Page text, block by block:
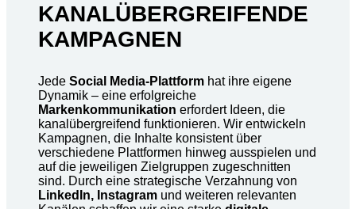
KANALÜBERGREIFENDE
KAMPAGNEN
Jede Social Media-Plattform hat ihre eigene
Dynamik – eine erfolgreiche
Markenkommunikation erfordert Ideen, die
kanalübergreifend funktionieren. Wir entwickeln
Kampagnen, die Inhalte konsistent über
verschiedene Plattformen hinweg ausspielen und
auf die jeweiligen Zielgruppen zugeschnitten
sind. Durch eine strategische Verzahnung von
LinkedIn, Instagram und weiteren relevanten